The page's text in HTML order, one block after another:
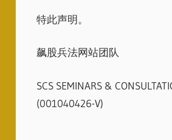
特此声明。
飙股兵法网站团队
SCS SEMINARS &
(001040426-V)